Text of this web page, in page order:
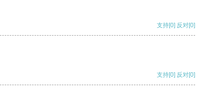
支持[0] 反对[0]
支持[0] 反对[0]